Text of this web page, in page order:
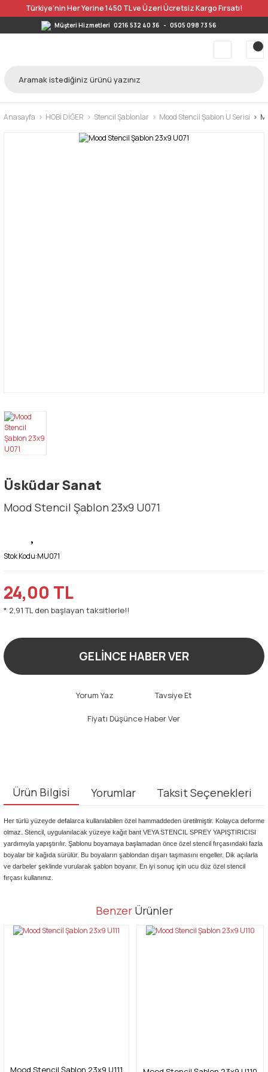
Türkiye’nin Her Yerine 1450 TL ve Üzeri Ücretsiz Kargo Fırsatı!
Müşteri Hizmetleri 0216 532 40 36 - 0505 098 73 56
Anasayfa HOBİ DİĞER Stencil Şablonlar Mood Stencil Şablon U Serisi
Üsküdar Sanat
Mood Stencil Şablon 23x9 U071
Stok Kodu:MU071
24,00 TL
* 2,91 TL den başlayan taksitlerle!!
GELİNCE HABER VER
Yorum Yaz Tavsiye Et
Fiyatı Düşünce Haber Ver
Ürün Bilgisi Yorumlar Taksit Seçenekleri
Her türlü yüzeyde defalarca kullanılabilen özel hammaddeden üretilmiştir. Kolayca deforme
olmaz. Stencil, uygulanılacak yüzeye kağıt bant VEYA STENCIL SPREY YAPIŞTIRICISI
yardımıyla yapıştırılır. Şablonu boyamaya başlamadan önce özel stencil fırçasındaki fazla
boyalar bir kağıda sürülür. Bu boyaların şablondan dışarı taşmasını engeller. Dik açılarla
ve darbeler şeklinde vurularak şablon boyanır. En iyi sonuç için ucu düz özel stencil
fırçası kullanınız.
Bu ürüne ilk yorumu siz yapın!
Bu ürünün fiyat bilgisi, resim, ürün açıklamalarında ve diğer
tarafımıza iletebilirsiniz.
Benzer Ürünler
Mood Stencil Şablon 23x9 U111